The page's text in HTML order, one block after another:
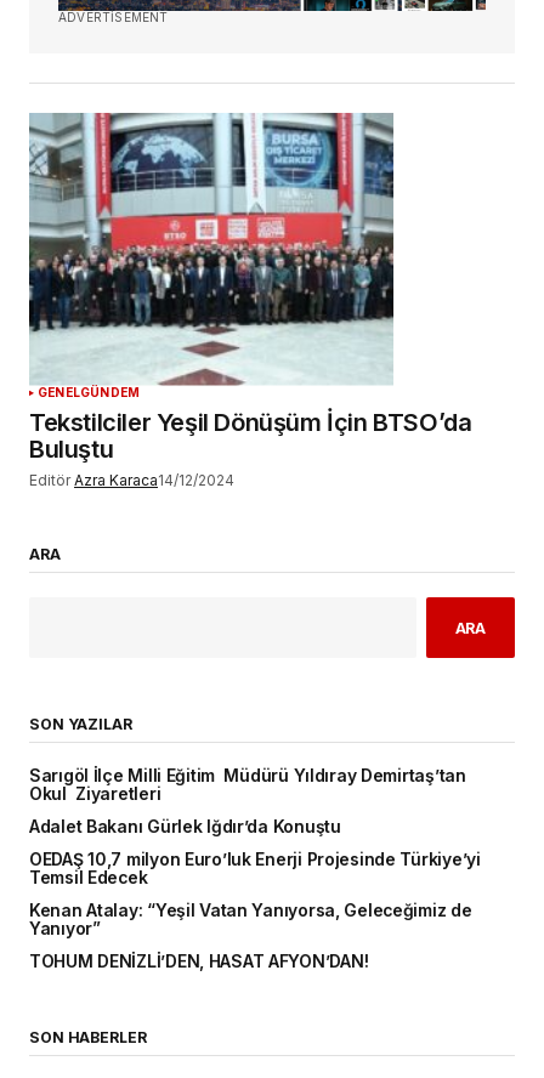
ADVERTISEMENT
GENELGÜNDEM
Tekstilciler Yeşil Dönüşüm İçin BTSO’da
Buluştu
Editör Azra Karaca14/12/2024
ARA
ARA
SON YAZILAR
Sarıgöl İlçe Milli Eğitim Müdürü Yıldıray Demirtaş’tan
Okul Ziyaretleri
Adalet Bakanı Gürlek Iğdır’da Konuştu
OEDAŞ 10,7 milyon Euro’luk Enerji Projesinde Türkiye’yi
Temsil Edecek
Kenan Atalay: “Yeşil Vatan Yanıyorsa, Geleceğimiz de
Yanıyor”
TOHUM DENİZLİ’DEN, HASAT AFYON’DAN!
SON HABERLER